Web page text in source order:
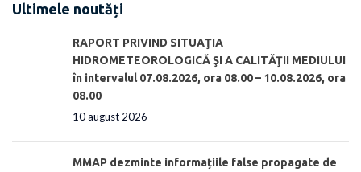
Ultimele noutăți
RAPORT PRIVIND SITUAŢIA
HIDROMETEOROLOGICĂ ŞI A CALITĂŢII MEDIULUI
în intervalul 07.08.2026, ora 08.00 – 10.08.2026, ora
08.00
10 august 2026
MMAP dezminte informațiile false propagate de